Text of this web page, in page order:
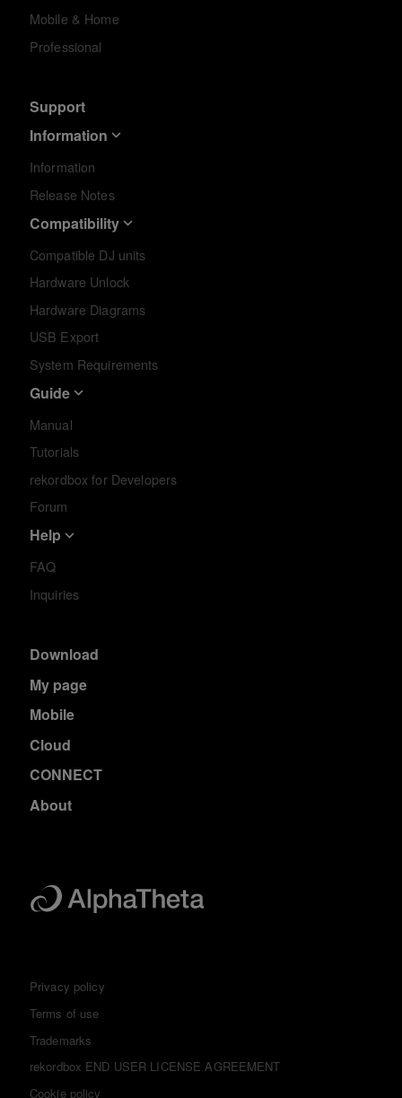
Mobile & Home
Professional
Support
Information
Information
Release Notes
Compatibility
Compatible DJ units
Hardware Unlock
Hardware Diagrams
USB Export
System Requirements
Guide
Manual
Tutorials
rekordbox for Developers
Forum
Help
FAQ
Inquiries
Download
My page
Mobile
Cloud
CONNECT
About
Privacy policy
Terms of use
Trademarks
rekordbox END USER LICENSE AGREEMENT
Cookie policy